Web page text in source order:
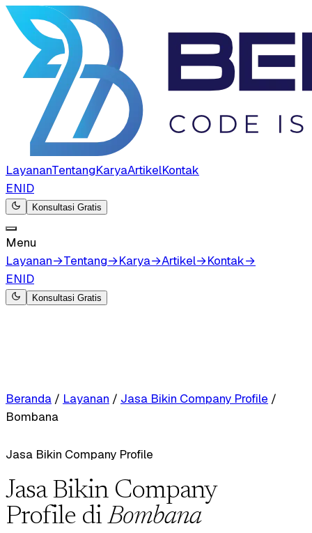
LayananTentangKaryaArtikelKontak
ENID
Konsultasi Gratis
Menu
Layanan→Tentang→Karya→Artikel→Kontak→
ENID
Konsultasi Gratis
Beranda / Layanan / Jasa Bikin Company Profile /
Bombana
Jasa Bikin Company Profile
Jasa Bikin Company
Profile diBombana